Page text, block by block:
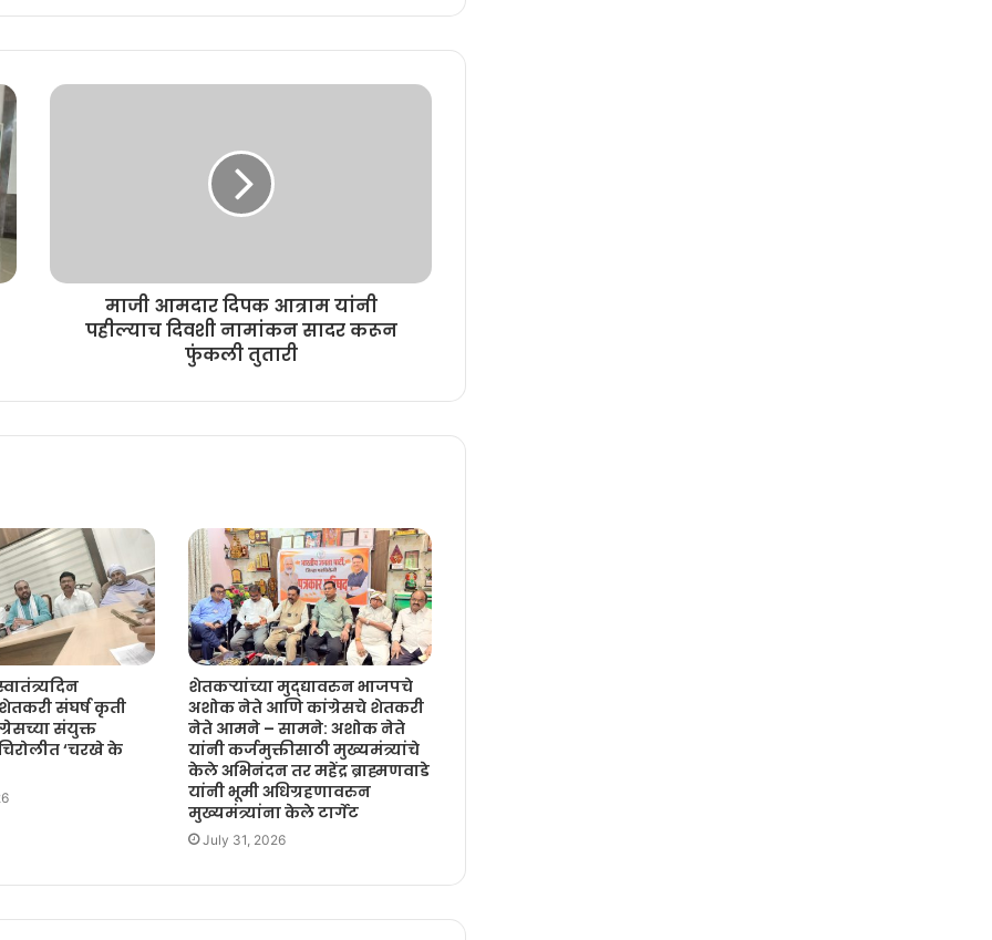
माजी आमदार दिपक आत्राम यांनी
पहील्याच दिवशी नामांकन सादर करून
फुंकली तुतारी
संघर्ष कृती
संयुक्त
‘चरखे के
शेतकऱ्यांच्या मुद्द्यावरुन भाजपचे
अशोक नेते आणि कांग्रेसचे शेतकरी
नेते आमने – सामने: अशोक नेते
यांनी कर्जमुक्तीसाठी मुख्यमंत्र्यांचे
केले अभिनंदन तर महेंद्र ब्राह्मणवाडे
यांनी भूमी अधिग्रहणावरुन
मुख्यमंत्र्यांना केले टार्गेट
July 31, 2026